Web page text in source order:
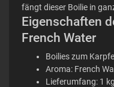
fängt dieser Boilie in
Eigenschaften
French Water
Boilies zum
Aroma: French
Lieferumfang: 1